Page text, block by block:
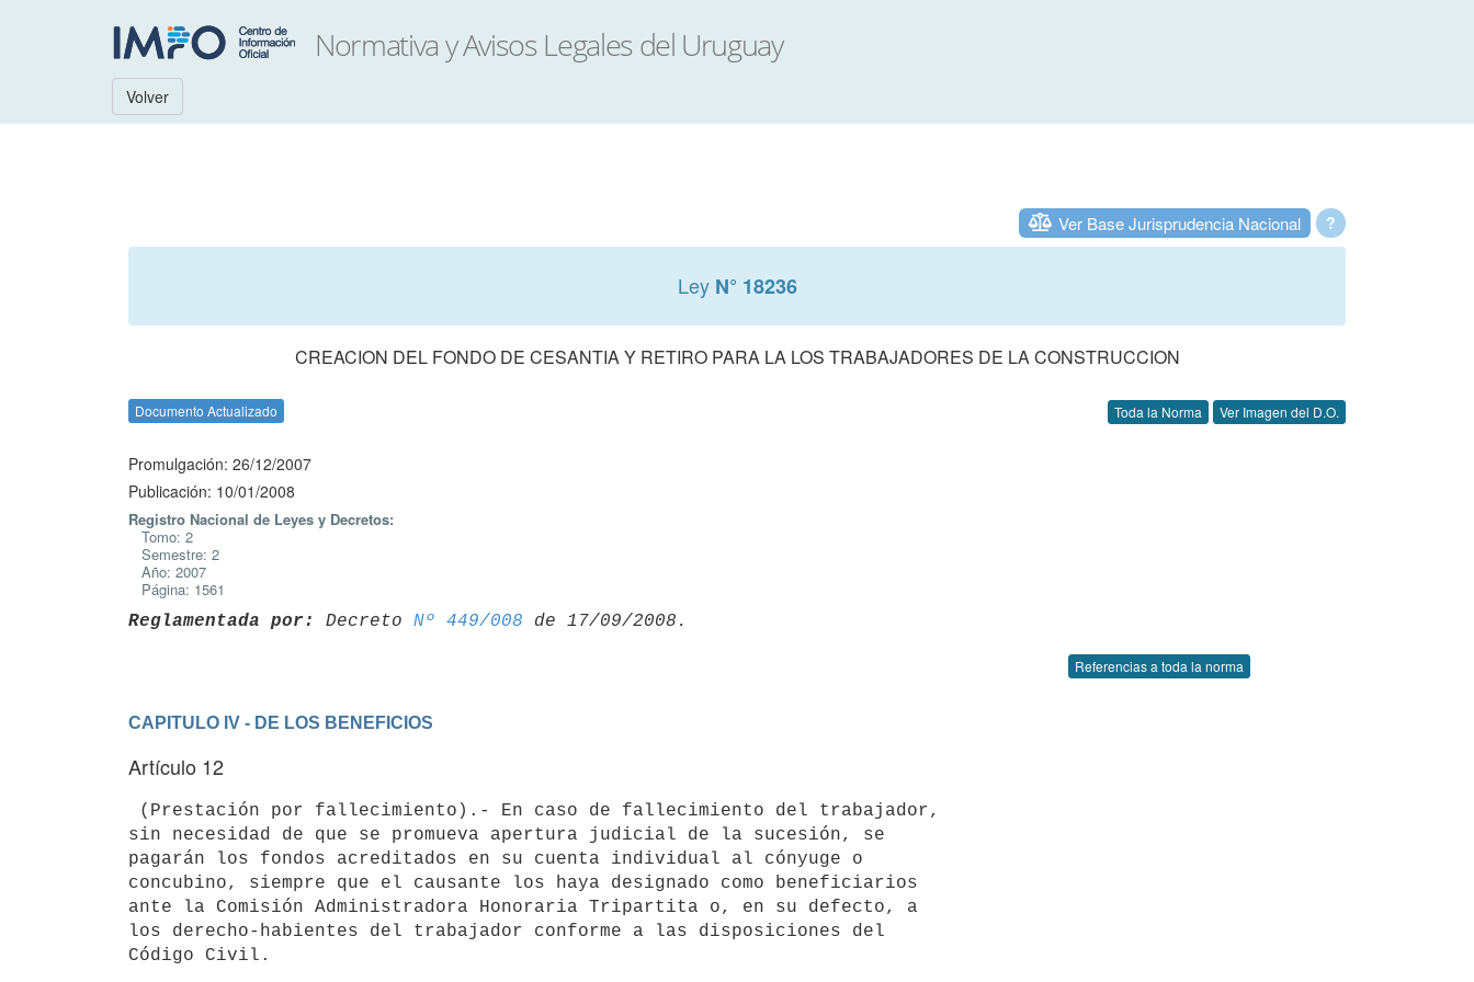
Volver
?
Ver Base Jurisprudencia Nacional
Ley N° 18236
CREACION DEL FONDO DE CESANTIA Y RETIRO PARA LA LOS TRABAJADORES DE LA CONSTRUCCION
Documento Actualizado Toda la Norma Ver Imagen del D.O.
Promulgación: 26/12/2007
Publicación: 10/01/2008
Registro Nacional de Leyes y Decretos:
Tomo: 2
Semestre: 2
Año: 2007
Página: 1561
Reglamentada por: Decreto Nº 449/008
Referencias a toda la norma
CAPITULO IV - DE LOS BENEFICIOS
Artículo 12
sin necesidad de que se promueva apertura judicial de la sucesión, se
pagarán los fondos acreditados en su cuenta individual al cónyuge o
concubino, siempre que el causante los haya designado como beneficiarios
ante la Comisión Administradora Honoraria Tripartita o, en su defecto, a
los derecho-habientes del trabajador conforme a las disposiciones del